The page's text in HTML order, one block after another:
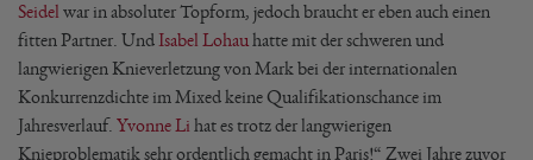
Seidel war in absoluter Topform, jedoch braucht er eben auch einen
fitten Partner. Und Isabel Lohau hatte mit der schweren und
langwierigen Knieverletzung von Mark bei der internationalen
Konkurrenzdichte im Mixed keine Qualifikationschance im
Jahresverlauf. Yvonne Li hat es trotz der langwierigen
Knieproblematik sehr ordentlich gemacht in Paris!“ Zwei Jahre zuvor